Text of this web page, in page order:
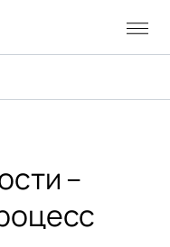
–